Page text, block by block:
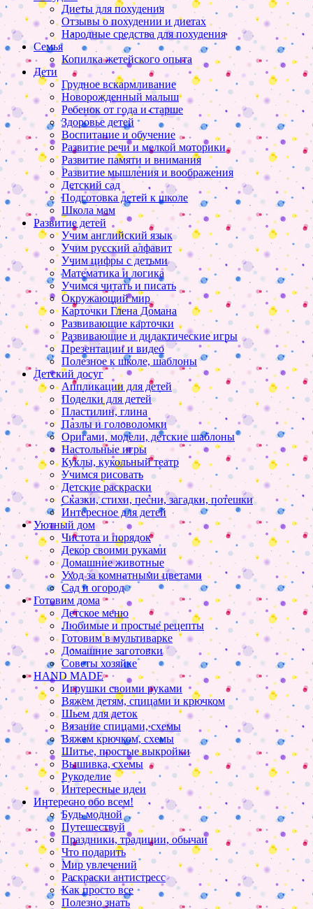
Диеты для похудения
Отзывы о похудении и диетах
Народные средства для похудения
Семья
Копилка жетейского опыта
Дети
Грудное вскармливание
Новорожденный малыш
Ребенок от года и старше
Здоровье детей
Воспитание и обучение
Развитие речи и мелкой моторики
Развитие памяти и внимания
Развитие мышления и воображения
Детский сад
Подготовка детей к школе
Школа мам
Развитие детей
Учим английский язык
Учим русский алфавит
Учим цифры с детьми
Математика и логика
Учимся читать и писать
Окружающий мир
Карточки Глена Домана
Развивающие карточки
Развивающие и дидактические игры
Презентации и видео
Полезное к школе, шаблоны
Детский досуг
Аппликации для детей
Поделки для детей
Пластилин, глина
Пазлы и головоломки
Оригами, модели, детские шаблоны
Настольные игры
Куклы, кукольный театр
Учимся рисовать
Детские раскраски
Сказки, стихи, песни, загадки, потешки
Интересное для детей
Уютный дом
Чистота и порядок
Декор своими руками
Домашние животные
Уход за комнатными цветами
Сад и огород
Готовим дома
Детское меню
Любимые и простые рецепты
Готовим в мультиварке
Домашние заготовки
Советы хозяйке
HAND MADE
Игрушки своими руками
Вяжем детям, спицами и крючком
Шьем для деток
Вязание спицами, схемы
Вяжем крючком, схемы
Шитье, простые выкройки
Вышивка, схемы
Рукоделие
Интересные идеи
Интересно обо всем!
Будь модной
Путешествуй
Праздники, традиции, обычаи
Что подарить
Мир увлечений
Раскраски антистресс
Как просто все
Полезно знать